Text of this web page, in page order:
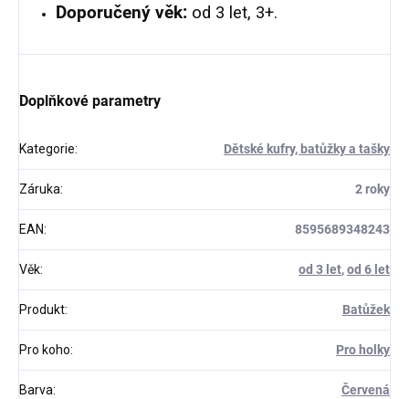
Doporučený věk: od 3 let, 3+.
Doplňkové parametry
Kategorie: Dětské kufry, batůžky a tašky
Záruka: 2 roky
EAN: 8595689348243
Věk: od 3 let,od 6 let
Produkt: Batůžek
Pro koho: Pro holky
Barva: Červená